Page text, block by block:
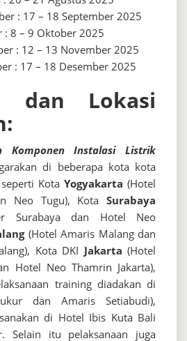
: 17 – 18 September 2025
: 8 – 9 Oktober 2025
: 12 – 13 November 2025
: 17 – 18 Desember 2025
dan Lokasi
Komponen Instalasi Listrik
di beberapa kota kota
Kota Yogyakarta (Hotel
Neo Tugu), Kota Surabaya
Surabaya dan Hotel Neo
(Hotel Amaris Malang dan
Kota DKI Jakarta (Hotel
Hotel Neo Thamrin Jakarta),
training diadakan di
dan Amaris Setiabudi),
di Hotel Ibis Kuta Bali
Selain itu pelaksanaan juga